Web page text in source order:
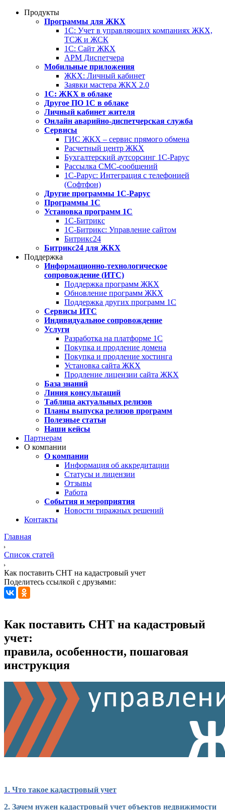
Продукты
Программы для ЖКХ
1С: Учет в управляющих компаниях ЖКХ,
ТСЖ и ЖСК
1С: Сайт ЖКХ
АРМ Диспетчера
Мобильные приложения
ЖКХ: Личный кабинет
Заявки мастера ЖКХ 2.0
1С: ЖКХ в облаке
Другое ПО 1С в облаке
Личный кабинет жителя
Онлайн аварийно-диспетчерская служба
Сервисы
ГИС ЖКХ – сервис прямого обмена
Расчетный центр ЖКХ
Бухгалтерский аутсорсинг 1С-Рарус
Рассылка СМС-сообщений
1С-Рарус: Интеграция с телефонией
(Софтфон)
Другие программы 1С-Рарус
Программы 1С
Установка программ 1С
1С-Битрикс
1С-Битрикс: Управление сайтом
Битрикс24
Битрикс24 для ЖКХ
Поддержка
Информационно-технологическое
сопровождение (ИТС)
Поддержка программ ЖКХ
Обновление программ ЖКХ
Поддержка других программ 1С
Сервисы ИТС
Индивидуальное сопровождение
Услуги
Разработка на платформе 1С
Покупка и продление домена
Покупка и продление хостинга
Установка сайта ЖКХ
Продление лицензии сайта ЖКХ
База знаний
Линия консультаций
Таблица актуальных релизов
Планы выпуска релизов программ
Полезные статьи
Наши кейсы
Партнерам
О компании
О компании
Информация об аккредитации
Статусы и лицензии
Отзывы
Работа
События и мероприятия
Новости тиражных решений
Контакты
Главная
Список статей
Как поставить СНТ на кадастровый учет
Поделитесь ссылкой с друзьями:
Как поставить СНТ на кадастровый
учет:
правила, особенности, пошаговая
инструкция
1. Что такое кадастровый учет
2. Зачем нужен кадастровый учет объектов недвижимости